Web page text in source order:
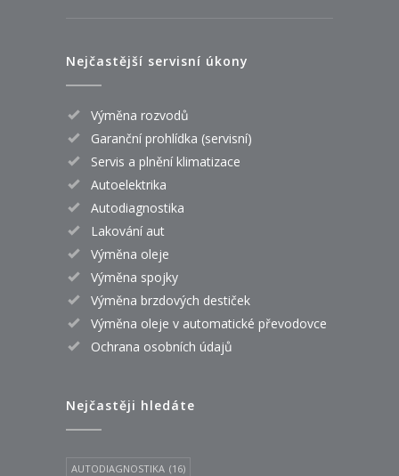
Nejčastější servisní úkony
Výměna rozvodů
Garanční prohlídka (servisní)
Servis a plnění klimatizace
Autoelektrika
Autodiagnostika
Lakování aut
Výměna oleje
Výměna spojky
Výměna brzdových destiček
Výměna oleje v automatické převodovce
Ochrana osobních údajů
Nejčastěji hledáte
AUTODIAGNOSTIKA (16)